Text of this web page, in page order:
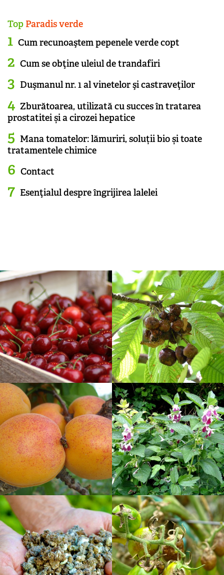
Top Paradis verde
Cum recunoaştem pepenele verde copt
Cum se obţine uleiul de trandafiri
Duşmanul nr. 1 al vinetelor şi castraveţilor
Zburătoarea, utilizată cu succes în tratarea
prostatitei și a cirozei hepatice
Mana tomatelor: lămuriri, soluții bio și toate
tratamentele chimice
Contact
Esenţialul despre îngrijirea lalelei